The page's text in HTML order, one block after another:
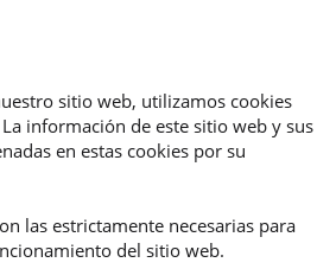
sitio web, utilizamos cookies
información de este sitio web y sus
en estas cookies por su
las estrictamente necesarias para
del sitio web.